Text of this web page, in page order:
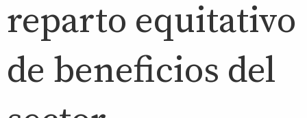
reparto equitativo
de beneficios del